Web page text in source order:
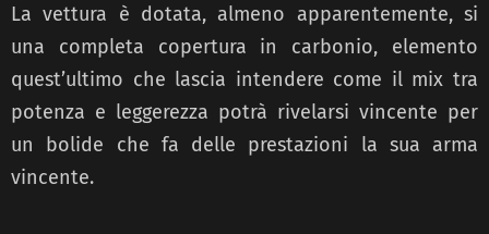
La vettura è dotata, almeno apparentemente, si
una completa copertura in carbonio, elemento
quest’ultimo che lascia intendere come il mix tra
potenza e leggerezza potrà rivelarsi vincente per
un bolide che fa delle prestazioni la sua arma
vincente.